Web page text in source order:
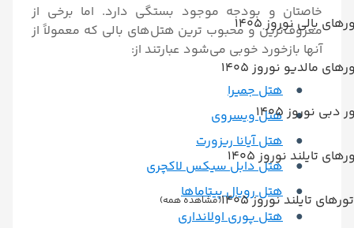
بالی نوروز 1405
مالدیو نوروز 1405
دبی نوروز 1405
تایلند نوروز 1405
تورهای تایلند نوروز 1405 (مشاهده همه)
خاصتان و بودجه موجود بستگی دارد. اما برخی از
معروف‌ترین و محبوب‌ ترین هتل‌های بالی که معمولاً از
آنها بازخورد خوبی می‌شود عبارتند از:
هتل جمیرا
هتل ویسروی
هتل آیانا ریزورت
هتل دابل سیکس لاکچری
هتل رویال پیتاماها
هتل پوری اولانداری